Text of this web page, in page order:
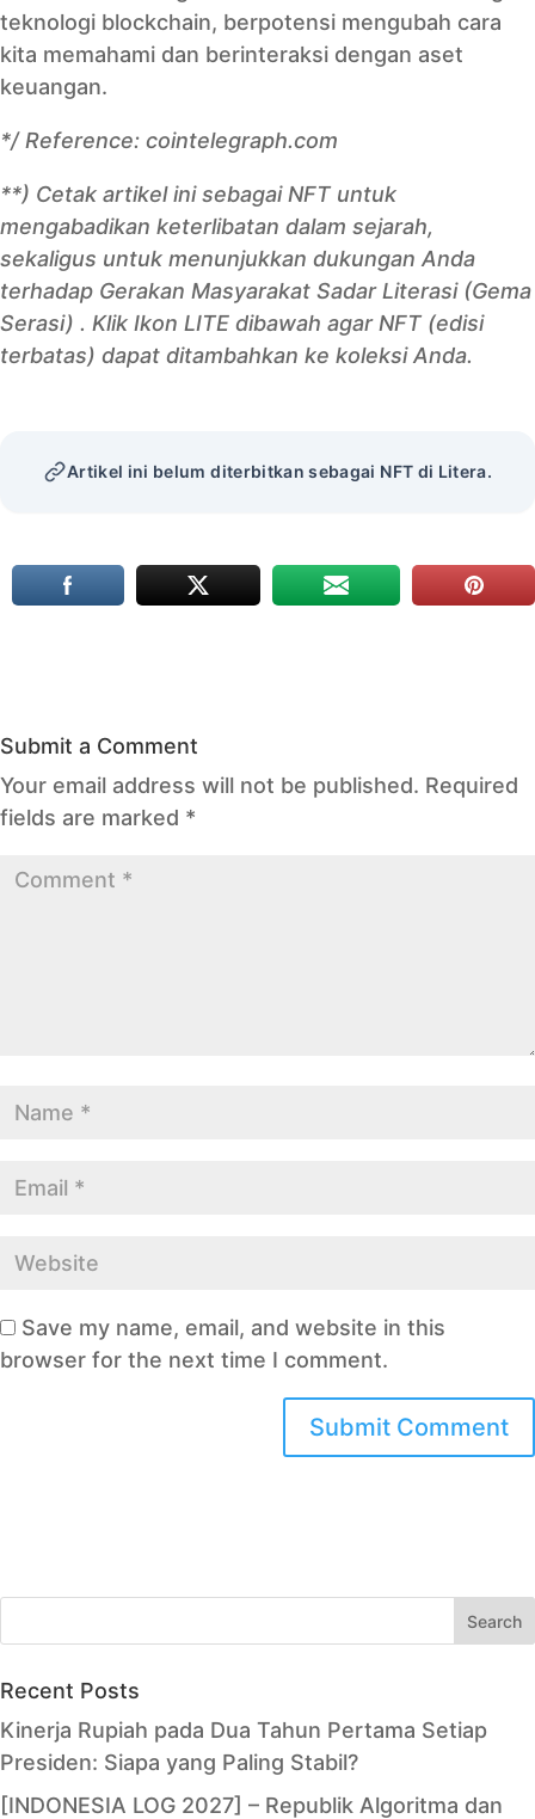
teknologi blockchain, berpotensi mengubah cara
kita memahami dan berinteraksi dengan aset
keuangan.
*/ Reference: cointelegraph.com
**) Cetak artikel ini sebagai NFT untuk
mengabadikan keterlibatan dalam sejarah,
sekaligus untuk menunjukkan dukungan Anda
terhadap Gerakan Masyarakat Sadar Literasi (Gema
Serasi) . Klik Ikon LITE dibawah agar NFT (edisi
terbatas) dapat ditambahkan ke koleksi Anda.
Artikel ini belum diterbitkan sebagai NFT di Litera.
Submit a Comment
Your email address will not be published. Required
fields are marked *
Save my name, email, and website in this
browser for the next time I comment.
Search
Recent Posts
Kinerja Rupiah pada Dua Tahun Pertama Setiap
Presiden: Siapa yang Paling Stabil?
[INDONESIA LOG 2027] – Republik Algoritma dan